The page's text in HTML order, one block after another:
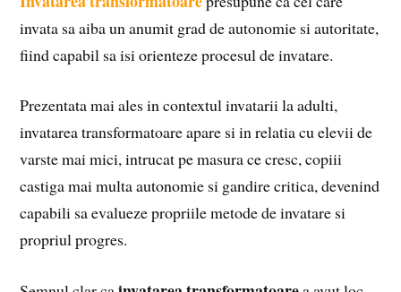
invata sa aiba un anumit grad de autonomie si autoritate,
fiind capabil sa isi orienteze procesul de invatare.
Prezentata mai ales in contextul invatarii la adulti,
invatarea transformatoare apare si in relatia cu elevii de
varste mai mici, intrucat pe masura ce cresc, copiii
castiga mai multa autonomie si gandire critica, devenind
capabili sa evalueze propriile metode de invatare si
propriul progres.